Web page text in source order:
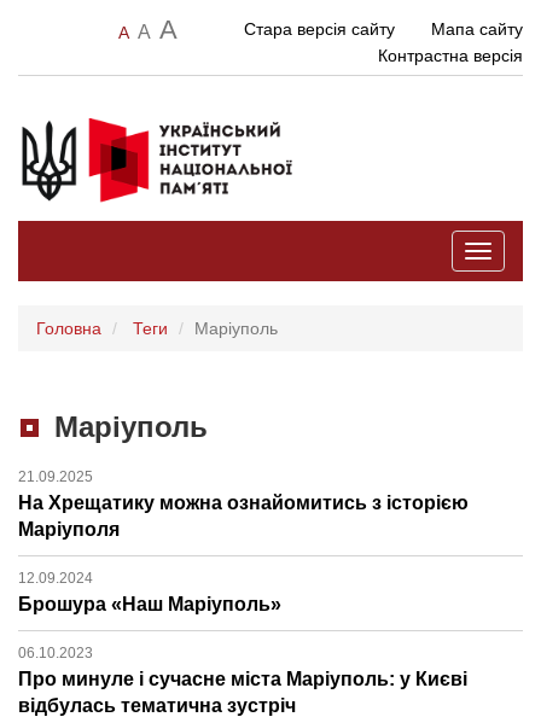
A A A Стара версія сайту
Мапа сайту
Контрастна версія
Toggle
Головна Теги Маріуполь
Маріуполь
21.09.2025
На Хрещатику можна ознайомитись з історією
Маріуполя
12.09.2024
Брошура «Наш Маріуполь»
06.10.2023
Про минуле і сучасне міста Маріуполь: у Києві
відбулась тематична зустріч